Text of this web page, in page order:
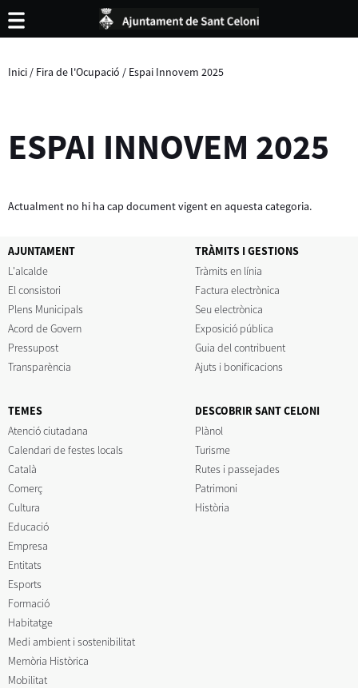
Inici / Fira de l'Ocupació / Espai Innovem 2025
ESPAI INNOVEM 2025
Actualment no hi ha cap document vigent en aquesta categoria.
AJUNTAMENT
L'alcalde
El consistori
Plens Municipals
Acord de Govern
Pressupost
Transparència
TRÀMITS I GESTIONS
Tràmits en línia
Factura electrònica
Seu electrònica
Exposició pública
Guia del contribuent
Ajuts i bonificacions
TEMES
Atenció ciutadana
Calendari de festes locals
Català
Comerç
Cultura
Educació
Empresa
Entitats
Esports
Formació
Habitatge
Medi ambient i sostenibilitat
Memòria Històrica
Mobilitat
DESCOBRIR SANT CELONI
Plànol
Turisme
Rutes i passejades
Patrimoni
Història